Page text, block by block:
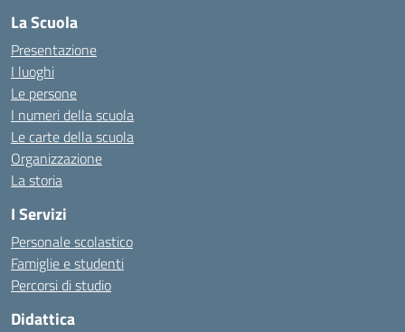
La Scuola
Presentazione
I luoghi
Le persone
I numeri della scuola
Le carte della scuola
Organizzazione
La storia
I Servizi
Personale scolastico
Famiglie e studenti
Percorsi di studio
Didattica